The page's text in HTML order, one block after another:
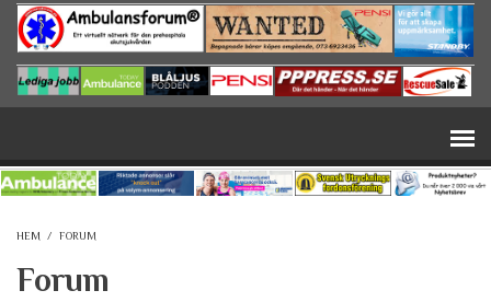
Hoppa till huvudinnehåll
HEM / FORUM
Forum